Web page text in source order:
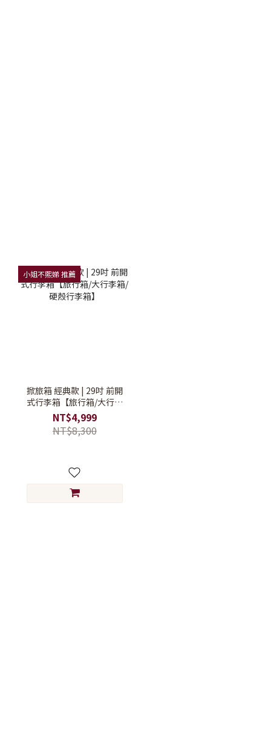
小姐不熙娣 推薦
掀旅箱 經典款 | 29吋 前開
式行李箱【旅行箱/大行李
箱/硬殼行李箱】
NT$4,999
NT$8,300